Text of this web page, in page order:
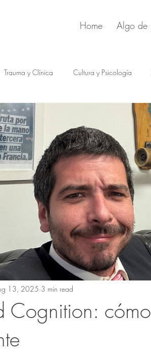
Home Algo de
Trauma y Clínica Cultura y Psicología
Cognition:
13, 2025 3 min read